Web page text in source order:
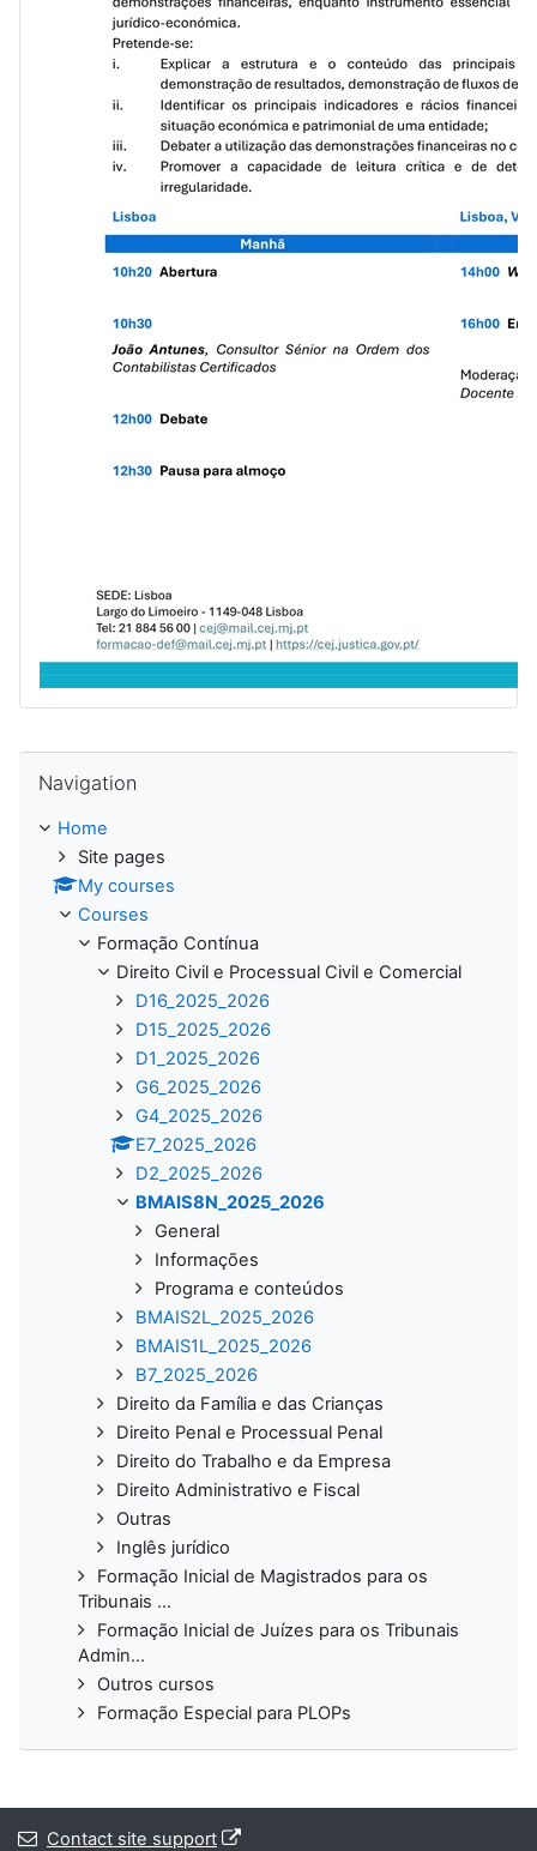
Navigation
Home
Site pages
My courses
Courses
Formação Contínua
Direito Civil e Processual Civil e Comercial
D16_2025_2026
D15_2025_2026
D1_2025_2026
G6_2025_2026
G4_2025_2026
E7_2025_2026
D2_2025_2026
BMAIS8N_2025_2026
General
Informações
Programa e conteúdos
BMAIS2L_2025_2026
BMAIS1L_2025_2026
B7_2025_2026
Direito da Família e das Crianças
Direito Penal e Processual Penal
Direito do Trabalho e da Empresa
Direito Administrativo e Fiscal
Outras
Inglês jurídico
Formação Inicial de Magistrados para os
Tribunais ...
Formação Inicial de Juízes para os Tribunais
Admin...
Outros cursos
Formação Especial para PLOPs
Contact site support